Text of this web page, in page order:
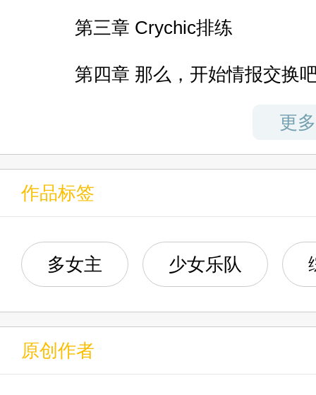
帮助她们解决麻烦，获得少女们
上杉凑看着身边的少女们如此想
第三章 Crychic排练
第四章 那么，开始情报交换
第五章 素世为什么会在这里
第六章 各回各家
第七章 扮演太难了desuwa！
第八章 街头歌手小祥
第九章 你不是祥
第十章 RiNG打工祥
更
作品标签
多女主 少女乐队
原创作者